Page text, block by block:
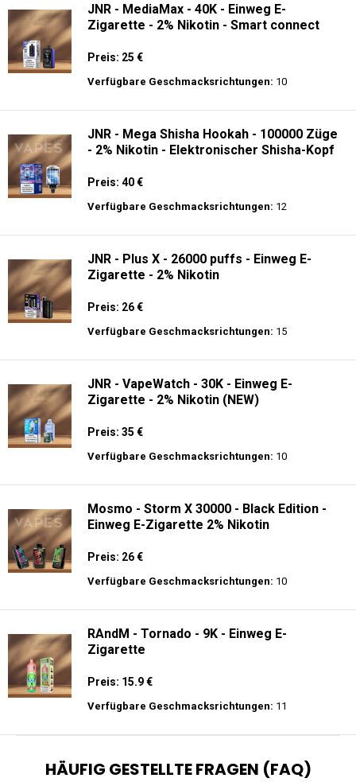
JNR - MediaMax - 40K - Einweg E-
Zigarette - 2% Nikotin - Smart connect
Preis: 25 €
Verfügbare Geschmacksrichtungen: 10
JNR - Mega Shisha Hookah - 100000 Züge
- 2% Nikotin - Elektronischer Shisha-Kopf
Preis: 40 €
Verfügbare Geschmacksrichtungen: 12
JNR - Plus X - 26000 puffs - Einweg E-
Zigarette - 2% Nikotin
Preis: 26 €
Verfügbare Geschmacksrichtungen: 15
JNR - VapeWatch - 30K - Einweg E-
Zigarette - 2% Nikotin (NEW)
Preis: 35 €
Verfügbare Geschmacksrichtungen: 10
Mosmo - Storm X 30000 - Black Edition -
Einweg E-Zigarette 2% Nikotin
Preis: 26 €
Verfügbare Geschmacksrichtungen: 10
RAndM - Tornado - 9K - Einweg E-
Zigarette
Preis: 15.9 €
Verfügbare Geschmacksrichtungen: 11
HÄUFIG GESTELLTE FRAGEN (FAQ)